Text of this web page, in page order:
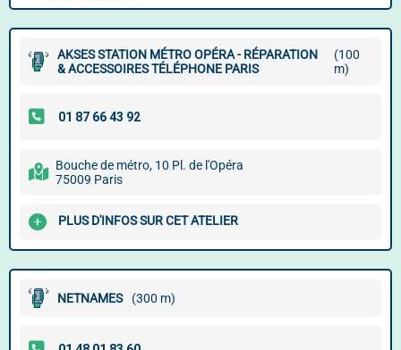
AKSES STATION MÉTRO OPÉRA - RÉPARATION
& ACCESSOIRES TÉLÉPHONE PARIS
(100
m)
Bouche de métro, 10 Pl. de l'Opéra
75009 Paris
PLUS D'INFOS SUR CET ATELIER
NETNAMES (300 m)